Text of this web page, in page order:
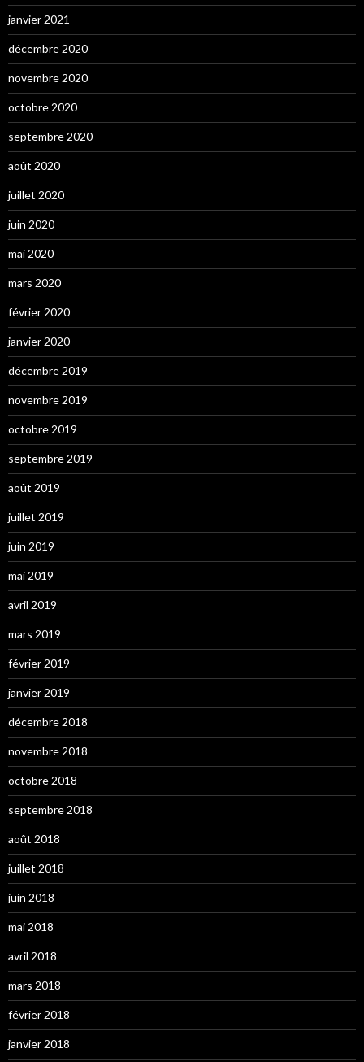
janvier 2021
décembre 2020
novembre 2020
octobre 2020
septembre 2020
août 2020
juillet 2020
juin 2020
mai 2020
mars 2020
février 2020
janvier 2020
décembre 2019
novembre 2019
octobre 2019
septembre 2019
août 2019
juillet 2019
juin 2019
mai 2019
avril 2019
mars 2019
février 2019
janvier 2019
décembre 2018
novembre 2018
octobre 2018
septembre 2018
août 2018
juillet 2018
juin 2018
mai 2018
avril 2018
mars 2018
février 2018
janvier 2018